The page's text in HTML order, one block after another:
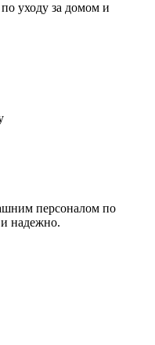
уходу за домом и
персоналом по
надежно.